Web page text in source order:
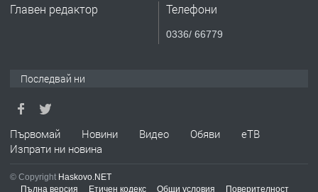
ТЪРСИ
Главен редактор Телефони
0336/ 66779
Последвай ни
Първомай Новини Видео Обяви
еТВ
Изпрати ни новина
© Copyright Haskovo.NET
Пълна версия
Етичен кодекс Общи условия Поверителност